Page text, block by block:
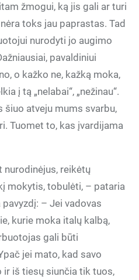
žmogui, ką jis gali ar turi
toks jau paprastas. Tad
nurodyti jo augimo
pavaldiniui
o kažko ne, kažką moka,
į tą „nelabai“, „nežinau“.
šiuo atveju mums svarbu,
Tuomet to, kas įvardijama
nurodinėjus, reikėtų
mokytis, tobulėti, – pataria
– Jei vadovas
kurie moka italų kalbą,
gali būti
jei mato, kad savo
ir iš tiesų siunčia tik tuos,